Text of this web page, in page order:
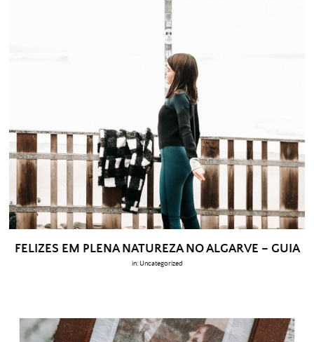
FELIZES EM PLENA NATUREZA NO ALGARVE – GUIA
in: Uncategorized